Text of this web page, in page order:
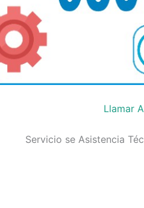
Llamar
Servicio se Asistencia